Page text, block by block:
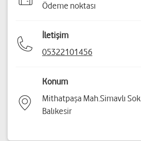
Ödeme noktası
İletişim
05322101456
Konum
Mithatpaşa Mah.Simavlı
Balıkesir